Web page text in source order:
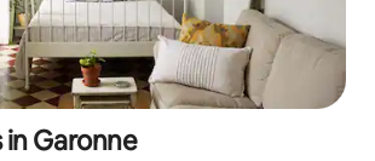
in Garonne